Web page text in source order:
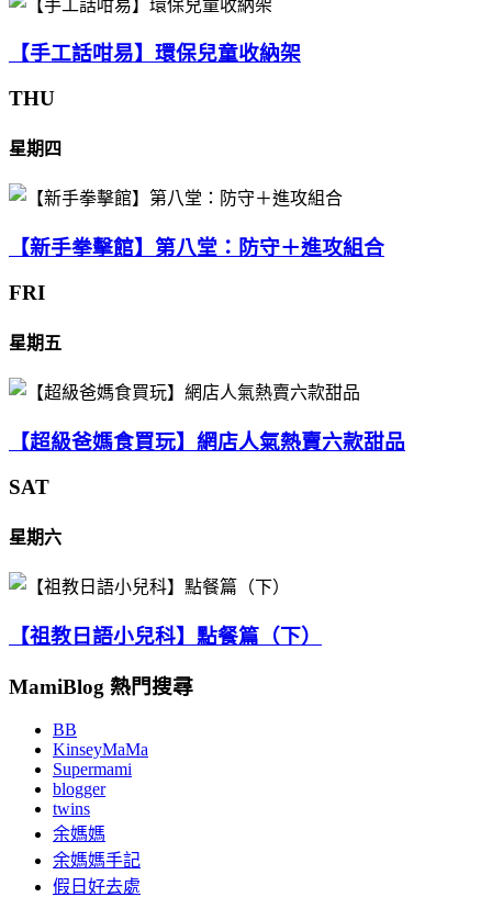
【手工話咁易】環保兒童收納架
THU
星期四
【新手拳擊館】第八堂：防守＋進攻組合
FRI
星期五
【超級爸媽食買玩】網店人氣熱賣六款甜品
SAT
星期六
【祖教日語小兒科】點餐篇（下）
MamiBlog 熱門搜尋
BB
KinseyMaMa
Supermami
blogger
twins
余媽媽
余媽媽手記
假日好去處